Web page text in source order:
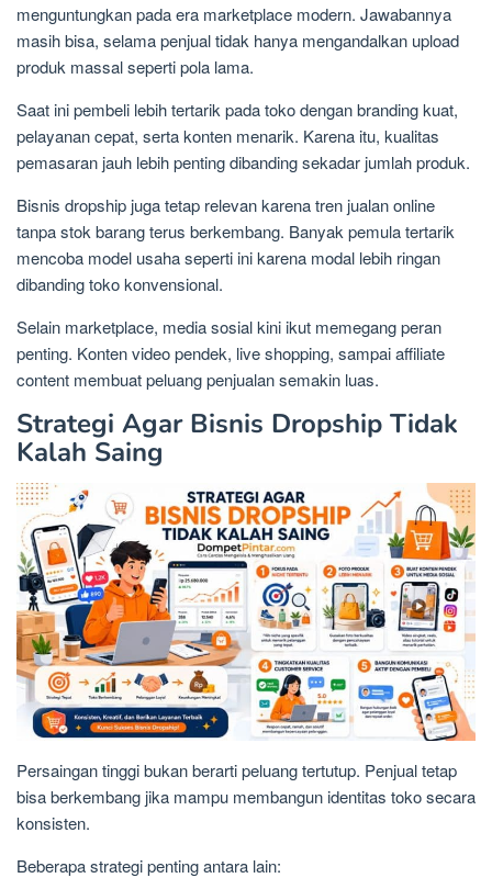
menguntungkan pada era marketplace modern. Jawabannya
masih bisa, selama penjual tidak hanya mengandalkan upload
produk massal seperti pola lama.
Saat ini pembeli lebih tertarik pada toko dengan branding kuat,
pelayanan cepat, serta konten menarik. Karena itu, kualitas
pemasaran jauh lebih penting dibanding sekadar jumlah produk.
Bisnis dropship juga tetap relevan karena tren jualan online
tanpa stok barang terus berkembang. Banyak pemula tertarik
mencoba model usaha seperti ini karena modal lebih ringan
dibanding toko konvensional.
Selain marketplace, media sosial kini ikut memegang peran
penting. Konten video pendek, live shopping, sampai affiliate
content membuat peluang penjualan semakin luas.
Strategi Agar Bisnis Dropship Tidak
Kalah Saing
Persaingan tinggi bukan berarti peluang tertutup. Penjual tetap
bisa berkembang jika mampu membangun identitas toko secara
konsisten.
Beberapa strategi penting antara lain: